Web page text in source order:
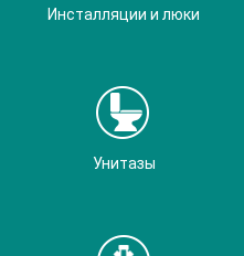
Инсталляции и люки
Унитазы